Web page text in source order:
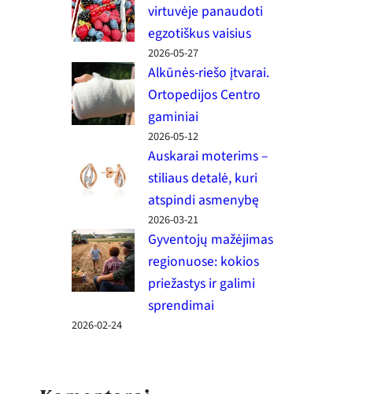
virtuvėje panaudoti
egzotiškus vaisius
2026-05-27
Alkūnės-riešo įtvarai.
Ortopedijos Centro
gaminiai
2026-05-12
Auskarai moterims –
stiliaus detalė, kuri
atspindi asmenybę
2026-03-21
Gyventojų mažėjimas
regionuose: kokios
priežastys ir galimi
sprendimai
2026-02-24